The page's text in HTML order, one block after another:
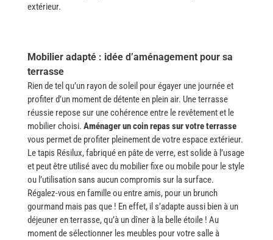
‍‌extérieur.
Mobilier adapté : idée d’aménagement pour sa
terrasse
Rien de tel qu’un rayon de soleil pour égayer une journée et
profiter d’un moment de détente en plein air. Une terrasse
réussie repose sur une cohérence entre le revêtement et le
mobilier choisi. Aménager un coin repas sur votre terrasse
vous permet de profiter pleinement de votre espace extérieur.
Le​‍​‌‍​‍‌ tapis Résilux, fabriqué en pâte de verre, est solide à l’usage
et peut être utilisé avec du mobilier fixe ou mobile pour le style
ou l’utilisation sans aucun compromis sur la surface.
Régalez-vous​‍​‌‍​‍‌ en famille ou entre amis, pour un brunch
gourmand mais pas que ! En effet, il s’adapte aussi bien à un
déjeuner en terrasse, qu’à un dîner à la belle étoile ​‍​‌‍​‍‌! Au​‍​‌‍​‍‌
moment de sélectionner les meubles pour votre salle à